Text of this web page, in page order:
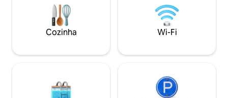
dos restaurantes de Eastwood, 2
minutos de carro do centro comercial
West Ryde (Woolworths&Coles).
Viagens confortáveis e fáceis para as
Parque Olímpico e Bondi. Cerca de 30
minutos de carro)
Lidcombe 10
de carro) do
35 minutos a pé
Cozinha Wi-Fi